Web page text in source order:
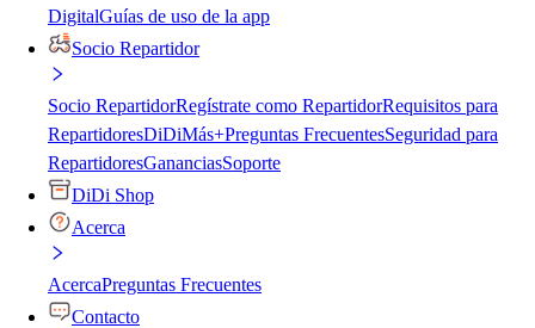
DigitalGuías de uso de la app
Socio Repartidor
Socio RepartidorRegístrate como RepartidorRequisitos para
RepartidoresDiDiMás+Preguntas FrecuentesSeguridad para
RepartidoresGananciasSoporte
DiDi Shop
Acerca
AcercaPreguntas Frecuentes
Contacto